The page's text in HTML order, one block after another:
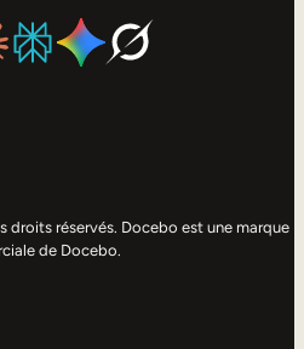
réservés. Docebo est une marque
de Docebo.